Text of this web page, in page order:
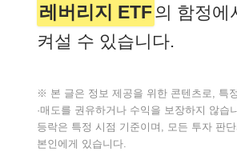
레버리지 ETF의 함정에
켜설 수 있습니다.
※ 본 글은 정보 제공을 위한 콘텐츠로, 특
·매도를 권유하거나 수익을 보장하지 않습
등락은 특정 시점 기준이며, 모든 투자 판
본인에게 있습니다.